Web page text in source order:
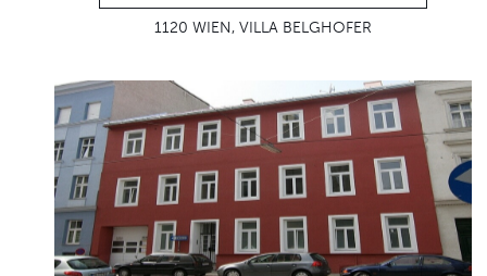
1120 WIEN, VILLA BELGHOFER